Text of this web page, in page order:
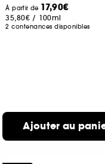
À partir de 17,90€
35,80€ / 100ml
2 contenances disponibles
Ajouter au